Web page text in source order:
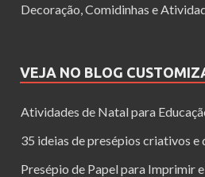
Decoração, Comidinhas e
VEJA NO BLOG
Atividades de Natal para
35 ideias de presépios criativos e
Presépio de Papel para Imprimir